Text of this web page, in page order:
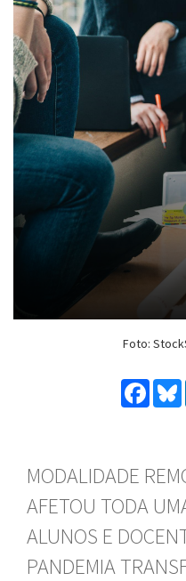
Foto:
MODALIDADE
AFETOU TODA
ALUNOS E
PANDEMIA